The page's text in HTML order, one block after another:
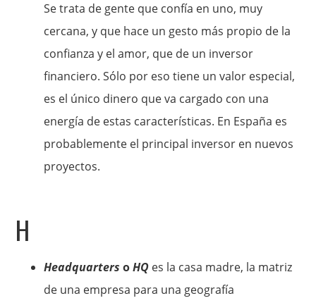
Se trata de gente que confía en uno, muy
cercana, y que hace un gesto más propio de la
confianza y el amor, que de un inversor
financiero. Sólo por eso tiene un valor especial,
es el único dinero que va cargado con una
energía de estas características. En España es
probablemente el principal inversor en nuevos
proyectos.
H
Headquarters oHQ es la casa madre, la matriz
de una empresa para una geografía